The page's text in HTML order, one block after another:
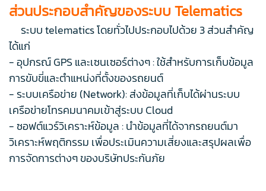
ส่วนประกอบสำคัญของระบบ Telematics
ระบบ telematics โดยทั่วไปประกอบไปด้วย 3 ส่วนสำคัญ
ได้แก่
- อุปกรณ์ GPS และเซนเซอร์ต่างๆ : ใช้สำหรับการเก็บข้อมูล
การขับขี่และตำแหน่งที่ตั้งของรถยนต์
- ระบบเครือข่าย (Network): ส่งข้อมูลที่เก็บได้ผ่านระบบ
เครือข่ายโทรคมนาคมเข้าสู่ระบบ Cloud
- ซอฟต์แวร์วิเคราะห์ข้อมูล : นำข้อมูลที่ได้จากรถยนต์มา
วิเคราะห์พฤติกรรม เพื่อประเมินความเสี่ยงและสรุปผลเพื่อ
การจัดการต่างๆ ของบริษัทประกันภัย